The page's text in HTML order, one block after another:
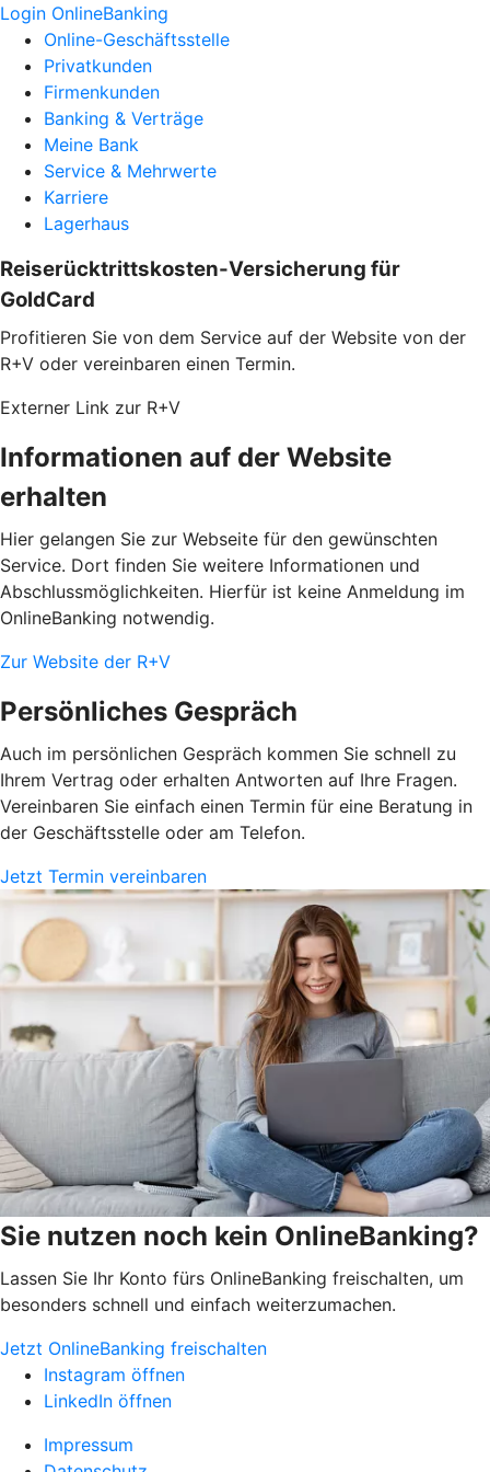
Login OnlineBanking
Online-Geschäftsstelle
Privatkunden
Firmenkunden
Banking & Verträge
Meine Bank
Service & Mehrwerte
Karriere
Lagerhaus
Reiserücktrittskosten-Versicherung für
GoldCard
Profitieren Sie von dem Service auf der Website von der
R+V oder vereinbaren einen Termin.
Externer Link zur R+V
Informationen auf der Website
erhalten
Hier gelangen Sie zur Webseite für den gewünschten
Service. Dort finden Sie weitere Informationen und
Abschlussmöglichkeiten. Hierfür ist keine Anmeldung im
OnlineBanking notwendig.
Zur Website der R+V
Persönliches Gespräch
Auch im persönlichen Gespräch kommen Sie schnell zu
Ihrem Vertrag oder erhalten Antworten auf Ihre Fragen.
Vereinbaren Sie einfach einen Termin für eine Beratung in
der Geschäftsstelle oder am Telefon.
Jetzt Termin vereinbaren
Sie nutzen noch kein OnlineBanking?
Lassen Sie Ihr Konto fürs OnlineBanking freischalten, um
besonders schnell und einfach weiterzumachen.
Jetzt OnlineBanking freischalten
Instagram öffnen
LinkedIn öffnen
Impressum